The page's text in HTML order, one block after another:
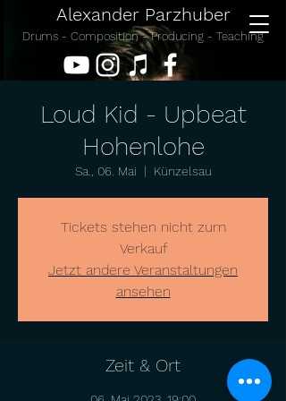
Alexander Parzhuber
Drums - Composition - Producing - Teaching
Loud Kid - Upbeat
Hohenlohe
Sa., 06. Mai
  |
Künzelsau
Tickets stehen nicht zum
Verkauf
Jetzt andere Veranstaltungen
ansehen
Zeit & Ort